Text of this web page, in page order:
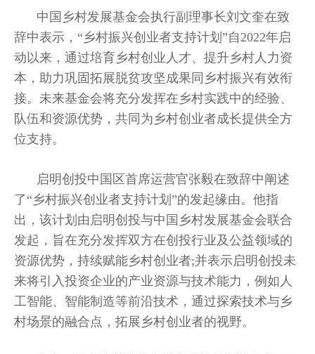
中国乡村发展基金会执行副理事长刘文奎在致
辞中表示，“乡村振兴创业者支持计划”自2022年启
动以来，通过培育乡村创业人才、提升乡村人力资
本，助力巩固拓展脱贫攻坚成果同乡村振兴有效衔
接。未来基金会将充分发挥在乡村实践中的经验、
队伍和资源优势，共同为乡村创业者成长提供全方
位支持。
启明创投中国区首席运营官张毅在致辞中阐述
了“乡村振兴创业者支持计划”的发起缘由。他指
出，该计划由启明创投与中国乡村发展基金会联合
发起，旨在充分发挥双方在创投行业及公益领域的
资源优势，持续赋能乡村创业者;并表示启明创投未
来将引入投资企业的产业资源与技术能力，例如人
工智能、智能制造等前沿技术，通过探索技术与乡
村场景的融合点，拓展乡村创业者的视野。